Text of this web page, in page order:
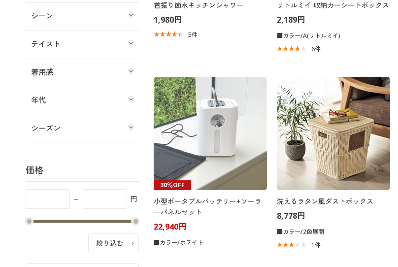
首振り節水キッチンシャワー
1,980円
5件
リトルミイ 収納カーシートボックス
2,189円
■カラー/A(リトルミイ)
6件
30％OFF
小型ポータブルバッテリー+ソーラ
ーパネルセット
22,940円
■カラー/ホワイト
洗えるラタン風ダストボックス
8,778円
■カラー/2色展開
1件
シーン
テイスト
着用感
年代
シーズン
価格
～ 円